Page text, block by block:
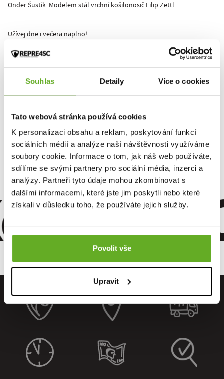
Souhlas Detaily Více o cookies
Tato webová stránka používá cookies
K personalizaci obsahu a reklam, poskytování funkcí
sociálních médií a analýze naší návštěvnosti využíváme
soubory cookie. Informace o tom, jak náš web používáte,
sdílíme se svými partnery pro sociální média, inzerci a
analýzy. Partneři tyto údaje mohou zkombinovat s
dalšími informacemi, které jste jim poskytli nebo které
získali v důsledku toho, že používáte jejich služby.
Povolit vše
Upravit
Onder Šustík. Modelem stál vrchní košilonosič Filip Zettl
Užívej dne i večera naplno!
Dieses Produkt wurde noch nicht bewertet.
Bewerten Sie das Produkt